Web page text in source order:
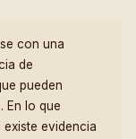
con una
de
pueden
En lo que
evidencia